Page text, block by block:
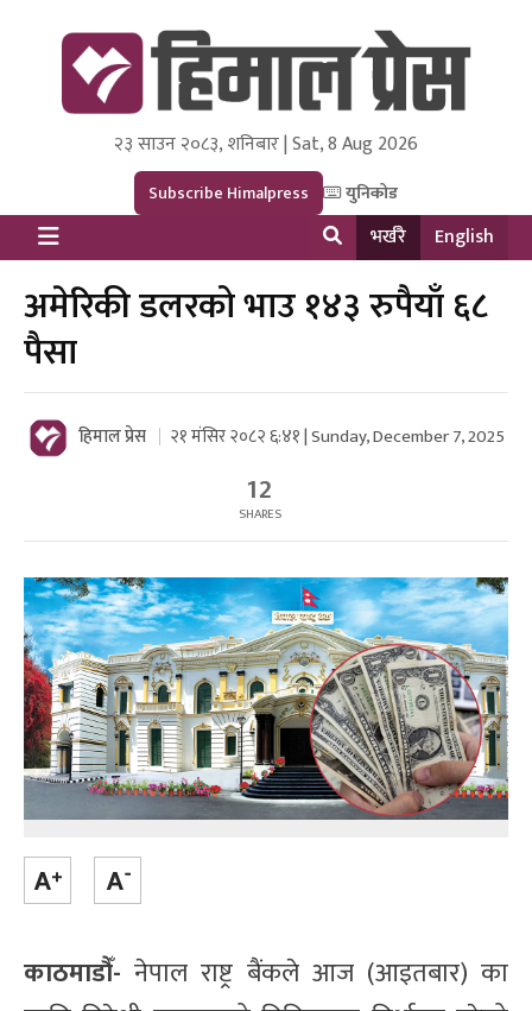
Himal Press
Dot NewsyNepal Media and Research Pvt Ltd.
२३ साउन २०८३, शनिबार | Sat, 8 Aug 2026
Subscribe Himalpress युनिकोड
भर्खरै English
अमेरिकी डलरको भाउ १४३ रुपैयाँ ६८
पैसा
हिमाल प्रेस २१ मंसिर २०८२ ६:४१ | Sunday, December 7, 2025
12
SHARES
काठमाडौँ- नेपाल राष्ट्र बैंकले आज (आइतबार) का